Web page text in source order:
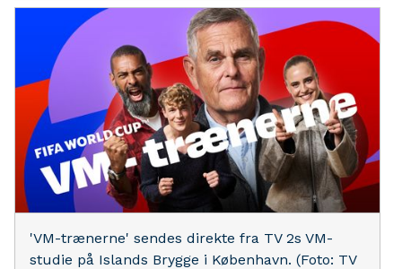
'VM-trænerne' sendes direkte fra TV 2s VM-
studie på Islands Brygge i København. (Foto: TV